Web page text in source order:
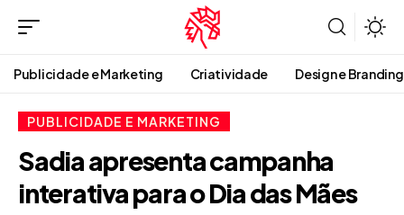
Publicidade e Marketing Criatividade Design e Branding
PUBLICIDADE E MARKETING
Sadia apresenta campanha
interativa para o Dia das Mães